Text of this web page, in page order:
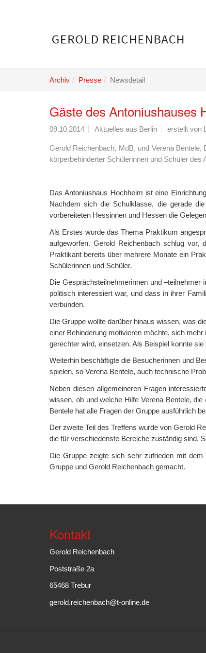
Archiv Presse Newsdetail
Gäste des Antoniushauses
09.10.2014 Aktuelles aus Berlin erstellt von
Gerold Reichenbach, MdB, und Verena
körperbehinderter Schülerinnen und Schüler
Das Antoniushaus Hochheim ist eine
Nachdem sich die Schulklasse, die gerade
vorbereiteten Hessinnen und Hessen die
Als Erstes wurde das Thema Praktikum
aufgeworfen. Gerold Reichenbach schlug
Praktikant bereits über mehrere Monate ein
Schülerinnen und Schüler.
Die Gesprächsteilnehmerinnen und
politisch interessiert war, und dass in ihrer
verbunden.
Die Gruppe wollte darüber hinaus wissen, was
einer Behinderung motivieren möchte, sich
gerechter wird, einsetzen. Als Beispiel konnte
Weiterhin beschäftigte die Besucherinnen und
spielen, so Verena Bentele, auch technische
Neben diesen allgemeineren Fragen
wissen, ob und welche Hilfe Verena Bentele,
Bentele hat alle Fragen der Gruppe ausführlich
Der zweite Teil des Treffens wurde von Gerold
die für verschiedenste Bereiche zuständig sind.
Die Gruppe zeigte sich sehr zufrieden mit
Gruppe und Gerold Reichenbach gemacht.
Kontakt
Gerold Reichenbach
Poststraße 2a
65468 Trebur
gerold.reichenbach@t-online.de